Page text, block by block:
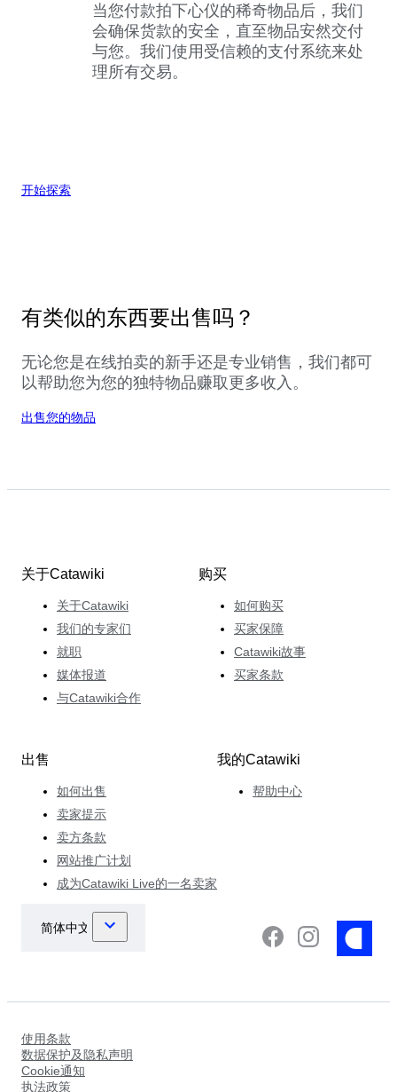
当您付款拍下心仪的稀奇物品后，我们
会确保货款的安全，直至物品安然交付
与您。我们使用受信赖的支付系统来处
理所有交易。
开始探索
有类似的东西要出售吗？
无论您是在线拍卖的新手还是专业销售，我们都可
以帮助您为您的独特物品赚取更多收入。
出售您的物品
关于Catawiki
关于Catawiki
我们的专家们
就职
媒体报道
与Catawiki合作
购买
如何购买
买家保障
Catawiki故事
买家条款
出售
如何出售
卖家提示
卖方条款
网站推广计划
成为Catawiki Live的一名卖家
我的Catawiki
帮助中心
使用条款
数据保护及隐私声明
Cookie通知
执法政策